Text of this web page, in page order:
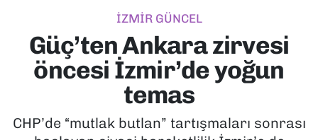
İZMİR GÜNCEL
Güç’ten Ankara zirvesi
öncesi İzmir’de yoğun
temas
CHP’de “mutlak butlan” tartışmaları sonrası
EKONOMİ
KÜLTÜR SANAT
MAGAZİN
Süper Lig Puan Durumu ve Fikstür
Tüm Manşetler
Son Dakika Haberleri
Haber Arşivi